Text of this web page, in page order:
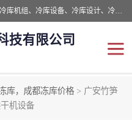
四川美柯冷冻库安装工程有限公司一家以冷库机组、冷库设备、冷库设计、冷冻库设备销售、冷库安装、冻库安装价格及技术服务为一体的综合企业，咨询热线：同等设备材料优惠10% 。公司各种类型安装组合式冷库、冷冻库、冷藏库、气调保鲜库、并提供成套设备供应、安装与调试、维护与维修、技术咨询、操作维修人员技术培训等
技有限公司
库，成都冻库价格 > 广安竹笋
机设备
四川冷库，四川冻库安装